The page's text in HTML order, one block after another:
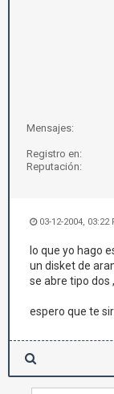
Mensajes:
Registro en:
Reputación:
03-12-2004, 03:22
lo que yo hago
un disket de
se abre tipo dos
espero que te